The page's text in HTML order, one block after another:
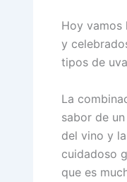
Hoy vamos
y
tipos de
La
sabor de
del vino y
cuidadoso
que es